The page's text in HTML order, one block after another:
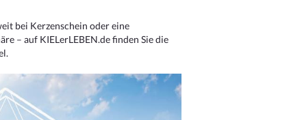
bei Kerzenschein oder eine
– auf KIELerLEBEN.de finden Sie die